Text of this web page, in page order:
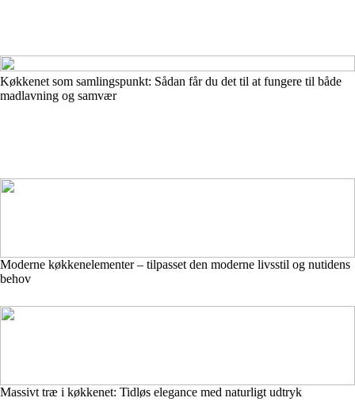
Køkkenet som samlingspunkt: Sådan får du det til at fungere til både
madlavning og samvær
Moderne køkkenelementer – tilpasset den moderne livsstil og nutidens
behov
Massivt træ i køkkenet: Tidløs elegance med naturligt udtryk